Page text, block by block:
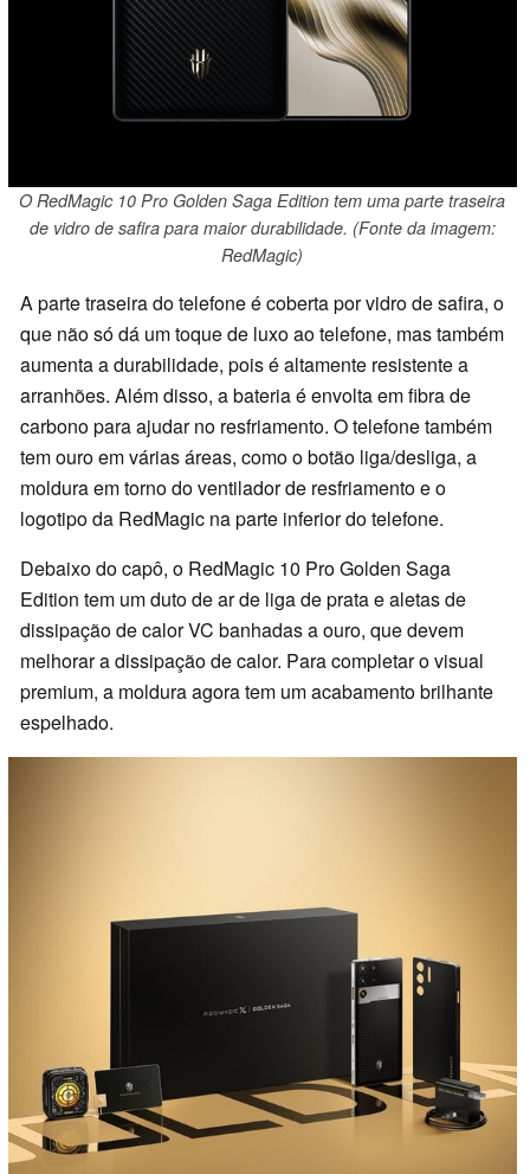
O RedMagic 10 Pro Golden Saga Edition tem uma parte traseira
de vidro de safira para maior durabilidade. (Fonte da imagem:
RedMagic)
A parte traseira do telefone é coberta por vidro de safira, o
que não só dá um toque de luxo ao telefone, mas também
aumenta a durabilidade, pois é altamente resistente a
arranhões. Além disso, a bateria é envolta em fibra de
carbono para ajudar no resfriamento. O telefone também
tem ouro em várias áreas, como o botão liga/desliga, a
moldura em torno do ventilador de resfriamento e o
logotipo da RedMagic na parte inferior do telefone.
Debaixo do capô, o RedMagic 10 Pro Golden Saga
Edition tem um duto de ar de liga de prata e aletas de
dissipação de calor VC banhadas a ouro, que devem
melhorar a dissipação de calor. Para completar o visual
premium, a moldura agora tem um acabamento brilhante
espelhado.